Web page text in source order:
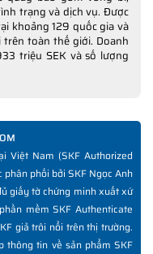
trạng và dịch vụ. Được
khoảng 129 quốc gia và
toàn thế giới. Doanh
triệu SEK và số lượng
Việt Nam (SKF Authorized
phân phối bởi SKF Ngọc Anh
giấy tờ chứng minh xuất xứ
mềm SKF Authenticate
giả trôi nổi trên thị trường.
thông tin về sản phẩm SKF